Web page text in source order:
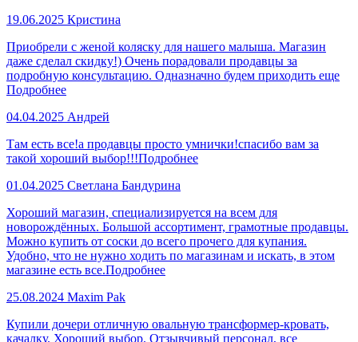
19.06.2025 Кристина
Приобрели с женой коляску для нашего малыша. Магазин
даже сделал скидку!) Очень порадовали продавцы за
подробную консультацию. Одназначно будем приходить еще
Подробнее
04.04.2025 Андрей
Там есть все!а продавцы просто умнички!спасибо вам за
такой хороший выбор!!!Подробнее
01.04.2025 Светлана Бандурина
Хороший магазин, специализируется на всем для
новорождённых. Большой ассортимент, грамотные продавцы.
Можно купить от соски до всего прочего для купания.
Удобно, что не нужно ходить по магазинам и искать, в этом
магазине есть все.Подробнее
25.08.2024 Maxim Pak
Купили дочери отличную овальную трансформер-кровать,
качалку. Хороший выбор. Отзывчивый персонал, все